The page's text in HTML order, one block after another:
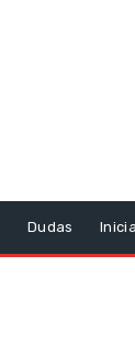
Dudas